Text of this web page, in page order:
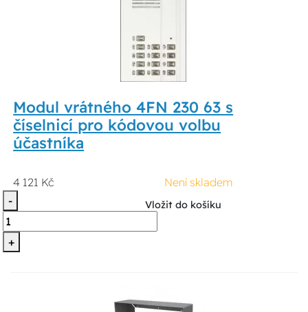
Modul vrátného 4FN 230 63 s
číselnicí pro kódovou volbu
účastníka
4 121 Kč
Není skladem
-
+
Vložit do košíku